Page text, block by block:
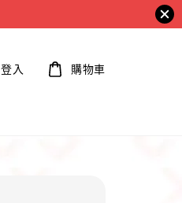
登入 購物車